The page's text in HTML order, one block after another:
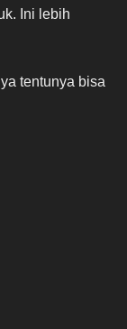
Ini lebih
tentunya bisa